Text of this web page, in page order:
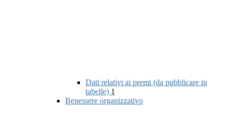
Dati relativi ai premi (da pubblicare in
tabelle) 1
Benessere organizzativo